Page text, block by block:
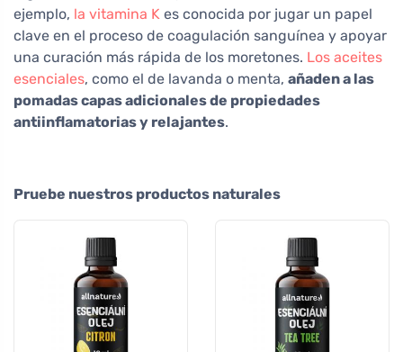
ejemplo, la vitamina K es conocida por jugar un papel
clave en el proceso de coagulación sanguínea y apoyar
una curación más rápida de los moretones. Los aceites
esenciales, como el de lavanda o menta, añaden a las
pomadas capas adicionales de propiedades
antiinflamatorias y relajantes.
Pruebe nuestros productos naturales